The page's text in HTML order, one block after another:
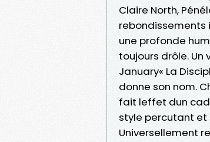
Claire North,
rebondissements
une profonde
toujours drôle. Un
January« La
donne son nom.
fait leffet dun
style percutant et
Universellement